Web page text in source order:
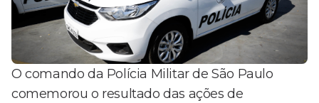
O comando da Polícia Militar de São Paulo
comemorou o resultado das ações de